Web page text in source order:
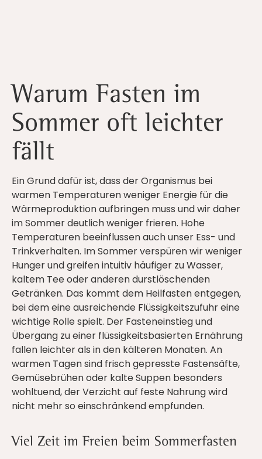
Warum Fasten im
Sommer oft leichter
fällt
Ein Grund dafür ist, dass der Organismus bei
warmen Temperaturen weniger Energie für die
Wärmeproduktion aufbringen muss und wir daher
im Sommer deutlich weniger frieren. Hohe
Temperaturen beeinflussen auch unser Ess- und
Trinkverhalten. Im Sommer verspüren wir weniger
Hunger und greifen intuitiv häufiger zu Wasser,
kaltem Tee oder anderen durstlöschenden
Getränken. Das kommt dem Heilfasten entgegen,
bei dem eine ausreichende Flüssigkeitszufuhr eine
wichtige Rolle spielt. Der Fasteneinstieg und
Übergang zu einer flüssigkeitsbasierten Ernährung
fallen leichter als in den kälteren Monaten. An
warmen Tagen sind frisch gepresste Fastensäfte,
Gemüsebrühen oder kalte Suppen besonders
wohltuend, der Verzicht auf feste Nahrung wird
nicht mehr so einschränkend empfunden.
Viel Zeit im Freien beim Sommerfasten